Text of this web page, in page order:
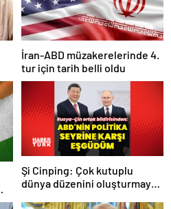
İran-ABD müzakerelerinde 4.
tur için tarih belli oldu
Şi Cinping: Çok kutuplu
dünya düzenini oluşturmaya